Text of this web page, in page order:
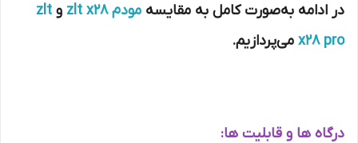
در ادامه به‌صورت کامل به مقایسه مودم zlt x28 و zlt
x28 pro می‌پردازیم.
درگاه‌ ها و قابلیت ‌ها: